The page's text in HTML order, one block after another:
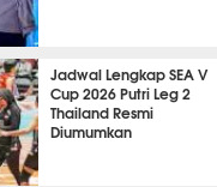
Jadwal Lengkap SEA V
Cup 2026 Putri Leg 2
Thailand Resmi
Diumumkan